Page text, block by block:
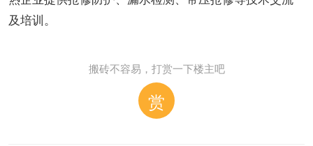
及培训。
搬砖不容易，打赏一下楼主吧
赏